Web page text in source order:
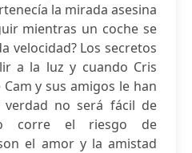
la mirada asesina
mientras un coche se
velocidad? Los secretos
a la luz y cuando Cris
y sus amigos le han
verdad no será fácil de
corre el riesgo de
el amor y la amistad